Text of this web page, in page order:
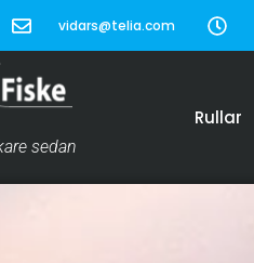
vidars@telia.com
sedan
Rullar